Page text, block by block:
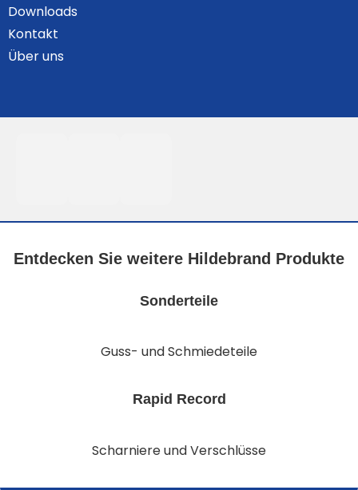
Downloads
Kontakt
Über uns
Entdecken Sie weitere Hildebrand Produkte
Sonderteile
Guss- und Schmiedeteile
Rapid Record
Scharniere und Verschlüsse